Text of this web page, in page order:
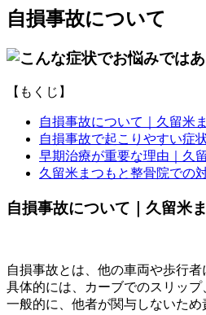
自損事故について
【もくじ】
自損事故について｜久留米
自損事故で起こりやすい症
早期治療が重要な理由｜久
久留米まつもと整骨院での
自損事故について｜久留米
自損事故とは、他の車両や歩行
具体的には、カーブでのスリッ
一般的に、他者が関与しないた